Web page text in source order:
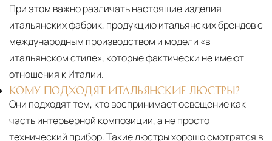
При этом важно различать настоящие изделия
итальянских фабрик, продукцию итальянских брендов с
международным производством и модели «в
итальянском стиле», которые фактически не имеют
отношения к Италии.
КОМУ ПОДХОДЯТ ИТАЛЬЯНСКИЕ ЛЮСТРЫ?
Они подходят тем, кто воспринимает освещение как
часть интерьерной композиции, а не просто
технический прибор. Такие люстры хорошо смотрятся в